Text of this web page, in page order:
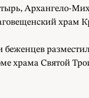
Архангело-
храм
беженцев
храма Святой